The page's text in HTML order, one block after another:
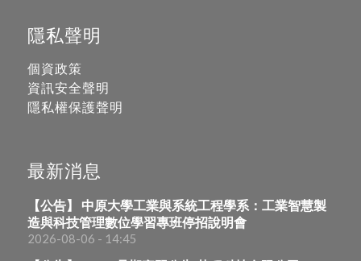
隱私聲明
個資政策
資訊安全聲明
隱私權保護聲明
最新消息
【公告】 中原大學工業與系統工程學系：工業智慧製
造與科技管理數位學習專班停招說明會
2026-08-06 - 14:45